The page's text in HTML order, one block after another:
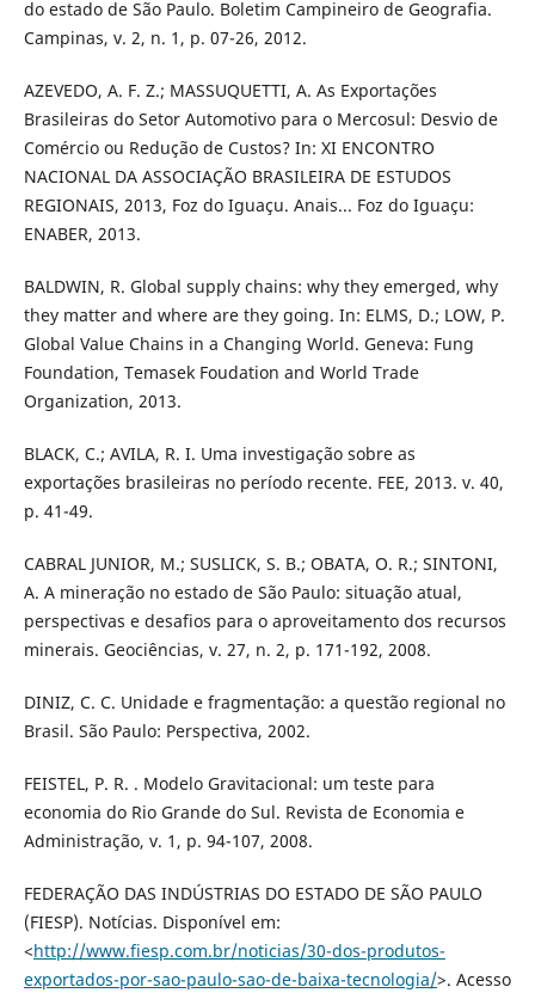
do estado de São Paulo. Boletim Campineiro de Geografia.
Campinas, v. 2, n. 1, p. 07-26, 2012.
AZEVEDO, A. F. Z.; MASSUQUETTI, A. As Exportações
Brasileiras do Setor Automotivo para o Mercosul: Desvio de
Comércio ou Redução de Custos? In: XI ENCONTRO
NACIONAL DA ASSOCIAÇÃO BRASILEIRA DE ESTUDOS
REGIONAIS, 2013, Foz do Iguaçu. Anais... Foz do Iguaçu:
ENABER, 2013.
BALDWIN, R. Global supply chains: why they emerged, why
they matter and where are they going. In: ELMS, D.; LOW, P.
Global Value Chains in a Changing World. Geneva: Fung
Foundation, Temasek Foudation and World Trade
Organization, 2013.
BLACK, C.; AVILA, R. I. Uma investigação sobre as
exportações brasileiras no período recente. FEE, 2013. v. 40,
p. 41-49.
CABRAL JUNIOR, M.; SUSLICK, S. B.; OBATA, O. R.; SINTONI,
A. A mineração no estado de São Paulo: situação atual,
perspectivas e desafios para o aproveitamento dos recursos
minerais. Geociências, v. 27, n. 2, p. 171-192, 2008.
DINIZ, C. C. Unidade e fragmentação: a questão regional no
Brasil. São Paulo: Perspectiva, 2002.
FEISTEL, P. R. . Modelo Gravitacional: um teste para
economia do Rio Grande do Sul. Revista de Economia e
Administração, v. 1, p. 94-107, 2008.
FEDERAÇÃO DAS INDÚSTRIAS DO ESTADO DE SÃO PAULO
(FIESP). Notícias. Disponível em:
<http://www.fiesp.com.br/noticias/30-dos-produtos-
exportados-por-sao-paulo-sao-de-baixa-tecnologia/>. Acesso